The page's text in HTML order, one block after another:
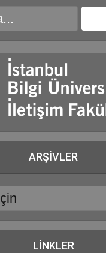
ARŞIVLER
LINKLER